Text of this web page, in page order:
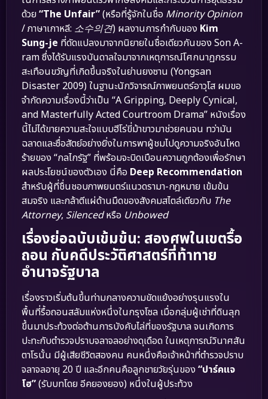
ด้วย“The Unfair”(หรือที่รู้จักในชื่อ Minority Opinion
/ ภาษาเกาหลี: 소수의견) ผลงานการกำกับของ Kim
Sung-je ที่ดัดแปลงมาจากนิยายในชื่อเดียวกันของ Son A-
ram ซึ่งได้รับแรงบันดาลใจมาจากเหตุการณ์โศกนาฏกรรม
สะเทือนขวัญที่เกิดขึ้นจริงในย่านยงซาน (Yongsan
Disaster 2009) ในฐานะนักวิจารณ์ภาพยนตร์อาวุโส ผมขอ
จำกัดความเรื่องนี้ว่าเป็น “A Gripping, Deeply Cynical,
and Masterfully Acted Courtroom Drama” หนังเรื่อง
นี้ไม่ได้ขายความสะใจแบบฮีโร่ขี่ม้าขาวมาช่วยคนจน ทว่ามัน
ฉลาดและซื่อสัตย์อย่างยิ่งในการพาผู้ชมไปดูความจริงอันโหด
ร้ายของ “กลไกรัฐ” ที่พร้อมจะบิดเบือนความถูกต้องเพื่อรักษา
ผลประโยชน์ของตัวเอง นี่คือ Deep Recommendation
สำหรับผู้ที่ชื่นชอบภาพยนตร์แนวดรามา-กฎหมาย เข้มข้น
สมจริง และกล้าตีแผ่ด้านมืดของสังคมสไตล์เดียวกับ The
Attorney, Silencedหรือ Unbowed
เรื่องย่อฉบับเข้มข้น: สองศพในเขตรื้อ
ถอน กับคดีประวัติศาสตร์ที่ท้าทาย
อำนาจรัฐบาล
เรื่องราวเริ่มต้นขึ้นท่ามกลางความขัดแย้งอย่างรุนแรงใน
พื้นที่รื้อถอนสลัมแห่งหนึ่งในกรุงโซล เมื่อกลุ่มผู้เช่าที่ดินลุก
ขึ้นมาประท้วงต่อต้านการบังคับไล่ที่ของรัฐบาล จนเกิดการ
ปะทะกับตำรวจปราบจลาจลอย่างดุเดือด ในเหตุการณ์วินาศสัน
ตาโรนั้น มีผู้เสียชีวิตสองคน คนหนึ่งคือเจ้าหน้าที่ตำรวจปราบ
จลาจลอายุ 20 ปี และอีกคนคือลูกชายวัยรุ่นของ “ปาร์คแจ
โฮ”(รับบทโดย อีคยองยอง) หนึ่งในผู้ประท้วง